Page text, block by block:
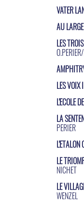
VATER
AU
LES
LES VOIX
L'ECOLE
LA
PERIER
L'ETALON
LE
NICHET
LE
WENZEL